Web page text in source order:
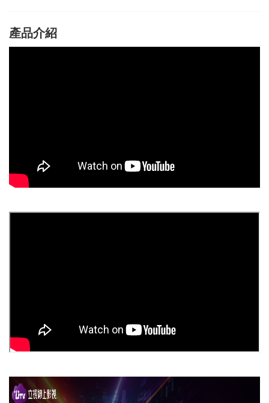
產品介紹